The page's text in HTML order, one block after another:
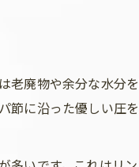
老廃物や余分な水分
節に沿った優しい圧